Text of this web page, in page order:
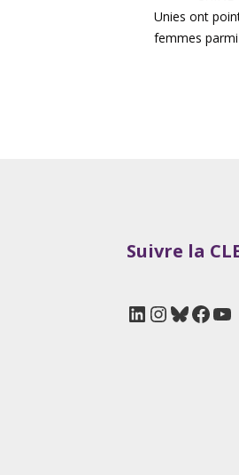
Unies ont
femmes
Suivre la
LinkedIn
Instagram
Bluesky